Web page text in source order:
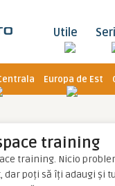
Utile
Europa de Est
training
training. Nicio
poți să îți adaugi și